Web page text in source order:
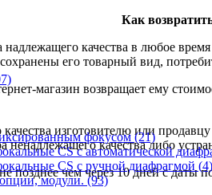
фокусом (21)
CS c автоматической
CS c ручной диафрагмой (4)
модули. (93)
Как
надлежащего качества в любое
его товарный вид,
магазин возвращает ему
изготовителю или
ненадлежащего качества либо
позднее чем через 10 дней с даты